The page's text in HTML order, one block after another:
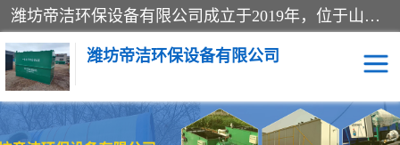
潍坊帝洁环保设备有限公司成立于2019年，位于山东省潍坊市潍城经济开发区；公司专注于环境保护专用设备及配件的研发、生产、安装与销售，同时涉及医用消毒设备、机电设备和仪器仪表的销售。此外，公司提供环保工程施工、环保技术研发与转让、技术服务以及环境工程专项设计服务，致力于为客户提供全面的环保解决方案，助力绿色可持续发展。
潍坊帝洁环保设备有限公司